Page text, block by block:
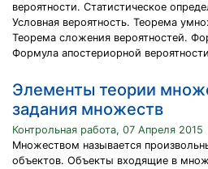
вероятности. Статистическое
Условная вероятность. Теорема
Теорема сложения вероятностей.
Формула апостериорной
Элементы теории
задания множеств
Контрольная работа, 07 Апреля 2015
Множеством называется
объектов. Объекты входящие в